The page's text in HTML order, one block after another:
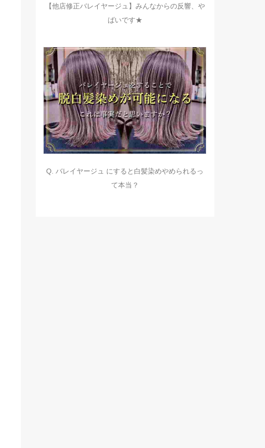
【他店修正バレイヤージュ】みんなからの反響、や
ばいです★
Q. バレイヤージュ にすると白髪染めやめられるっ
て本当？